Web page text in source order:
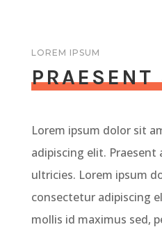
LOREM IPSUM
PRAESENT
Lorem ipsum dolor sit
adipiscing elit.
ultricies. Lorem ipsum
consectetur adipiscing
mollis id maximus sed,